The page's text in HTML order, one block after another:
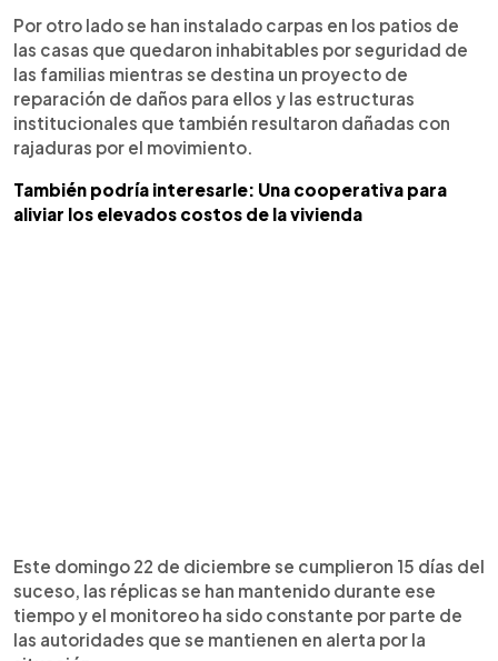
Por otro lado se han instalado carpas en los patios de
las casas que quedaron inhabitables por seguridad de
las familias mientras se destina un proyecto de
reparación de daños para ellos y las estructuras
institucionales que también resultaron dañadas con
rajaduras por el movimiento.
También podría interesarle: Una cooperativa para
aliviar los elevados costos de la vivienda
Este domingo 22 de diciembre se cumplieron 15 días del
suceso, las réplicas se han mantenido durante ese
tiempo y el monitoreo ha sido constante por parte de
las autoridades que se mantienen en alerta por la